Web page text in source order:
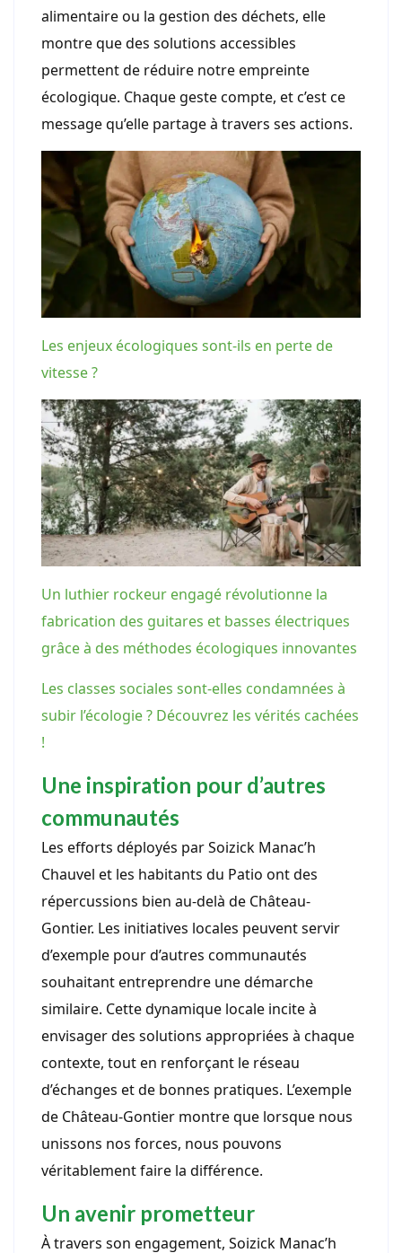
alimentaire ou la gestion des déchets, elle
montre que des solutions accessibles
permettent de réduire notre empreinte
écologique. Chaque geste compte, et c’est ce
message qu’elle partage à travers ses actions.
Les enjeux écologiques sont-ils en perte de
vitesse ?
Un luthier rockeur engagé révolutionne la
fabrication des guitares et basses électriques
grâce à des méthodes écologiques innovantes
Les classes sociales sont-elles condamnées à
subir l’écologie ? Découvrez les vérités cachées
!
Une inspiration pour d’autres
communautés
Les efforts déployés par Soizick Manac’h
Chauvel et les habitants du Patio ont des
répercussions bien au-delà de Château-
Gontier. Les initiatives locales peuvent servir
d’exemple pour d’autres communautés
souhaitant entreprendre une démarche
similaire. Cette dynamique locale incite à
envisager des solutions appropriées à chaque
contexte, tout en renforçant le réseau
d’échanges et de bonnes pratiques. L’exemple
de Château-Gontier montre que lorsque nous
unissons nos forces, nous pouvons
véritablement faire la différence.
Un avenir prometteur
À travers son engagement, Soizick Manac’h